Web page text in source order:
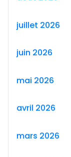
juillet 2026
juin 2026
mai 2026
avril 2026
mars 2026